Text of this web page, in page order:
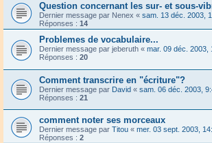
Question concernant les sur- et sous-
Dernier message par Nenex « sam. 13 déc. 2003,
Réponses : 14
Problemes de vocabulaire...
Dernier message par jeberuth « mar. 09 déc. 2003,
Réponses : 20
Comment transcrire en "écriture"?
Dernier message par David « sam. 06 déc. 2003,
Réponses : 21
comment noter ses morceaux
Dernier message par Titou « mer. 03 sept. 2003,
Réponses : 2